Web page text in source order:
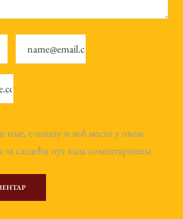
име, е-пошту и веб место у овом
за следећи пут када коментаришем.